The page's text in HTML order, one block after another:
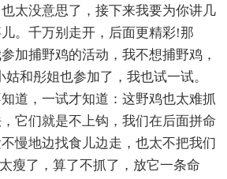
太没意思了，接下来我要为你讲几
。千万别走开，后面更精彩!那
加捕野鸡的活动，我不想捕野鸡，
和彤姐也参加了，我也试一试。
道，一试才知道：这野鸡也太难抓
它们就是不上钩，我们在后面拼命
慢地边找食儿边走，也太不把我们
瘦了，算了不抓了，放它一条命